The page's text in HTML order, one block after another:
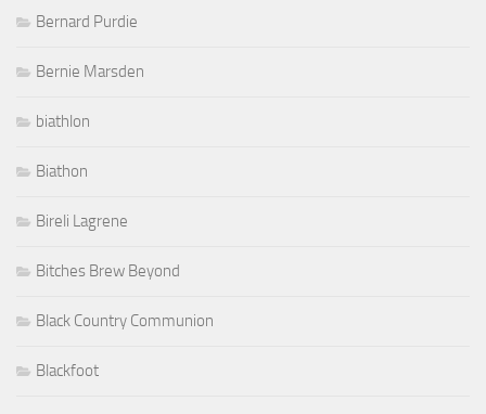
Bernard Purdie
Bernie Marsden
biathlon
Biathon
Bireli Lagrene
Bitches Brew Beyond
Black Country Communion
Blackfoot